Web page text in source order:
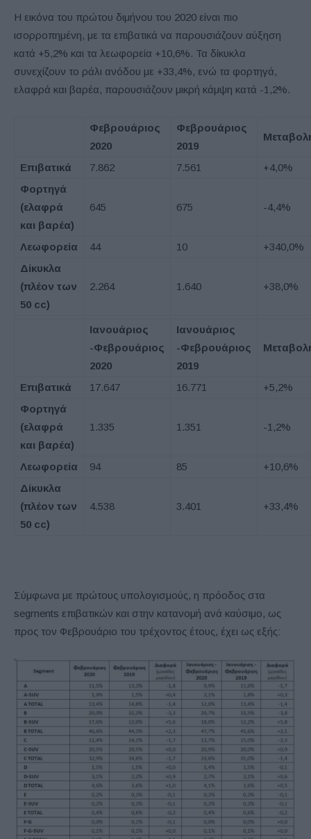
Η εικόνα του πρώτου διμήνου του 2020 είναι πιο
ισορροπημένη, με τα επιβατικά να παρουσιάζουν αύξηση
κατά +5,2% και τα λεωφορεία +10,6%. Τα δίκυκλα
συνεχίζουν το ράλι ανόδου με +33,4%, ενώ τα φορτηγά,
ελαφρά και βαρέα, παρουσιάζουν μικρή κάμψη κατά -1,2%.
Φεβρουάριος
2020
Φεβρουάριος
2019
Επιβατικά 7.862 7.561
+4,0%
Φορτηγά
(ελαφρά
και βαρέα)
645 675 -4,4%
Λεωφορεία 44 10
+340,0%
Δίκυκλα
(πλέον των
50 cc)
2.264 1.640 +38,0%
Ιανουάριος
-Φεβρουάριος
2020
Ιανουάριος
-Φεβρουάριος
2019
Επιβατικά 17.647 16.771
+5,2%
Φορτηγά
(ελαφρά
και βαρέα)
1.335 1.351 -1,2%
Λεωφορεία 94 85
+10,6%
Δίκυκλα
(πλέον των
50 cc)
4.538 3.401 +33,4%
Σύμφωνα με πρώτους υπολογισμούς, η πρόοδος στα
segments επιβατικών και στην κατανομή ανά καύσιμο, ως
προς τον Φεβρουάριο του τρέχοντος έτους, έχει ως εξής: